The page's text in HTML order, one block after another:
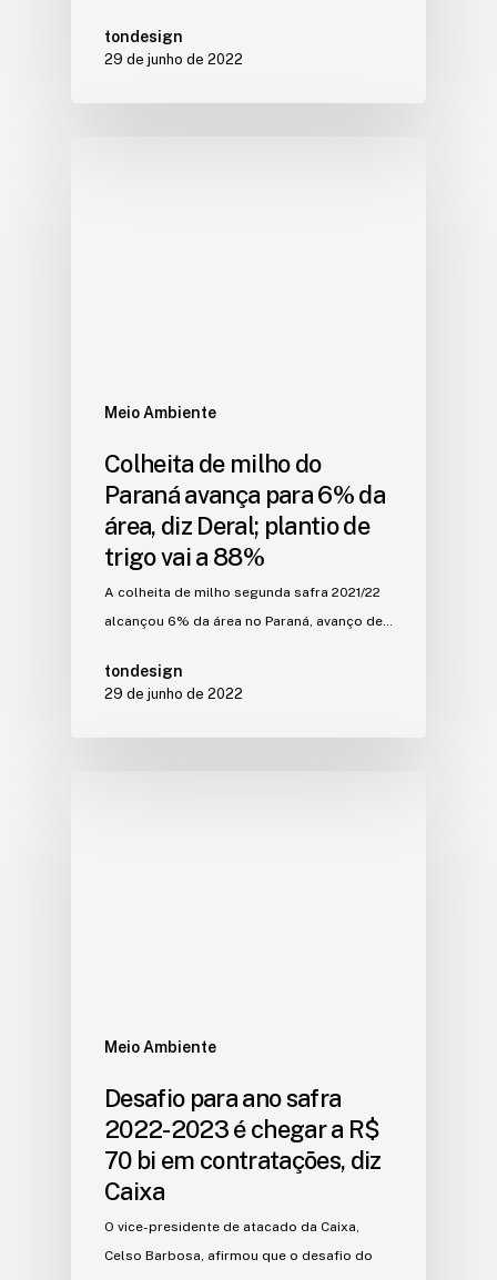
tondesign
29 de junho de 2022
Meio Ambiente
Colheita de milho do
Paraná avança para 6% da
área, diz Deral; plantio de
trigo vai a 88%
A colheita de milho segunda safra 2021/22
alcançou 6% da área no Paraná, avanço de…
tondesign
29 de junho de 2022
Meio Ambiente
Desafio para ano safra
2022-2023 é chegar a R$
70 bi em contratações, diz
Caixa
O vice-presidente de atacado da Caixa,
Celso Barbosa, afirmou que o desafio do